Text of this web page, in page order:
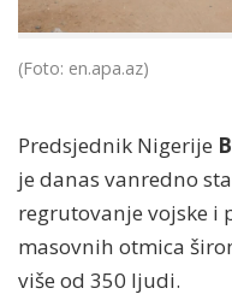
(Foto: en.apa.az)
Predsjednik Nigerije
je danas vanredno
regrutovanje vojske i
masovnih otmica
više od 350 ljudi.